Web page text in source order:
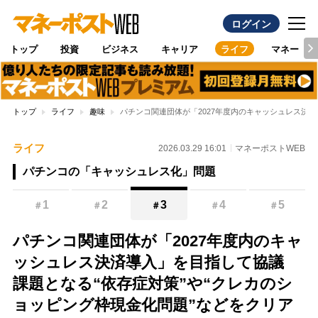
ログイン
トップ 投資 ビジネス キャリア ライフ マネー
トップ ライフ 趣味 パチンコ関連団体が「2027年度内のキャッシュレス決
ライフ 2026.03.29 16:01 マネーポストWEB
パチンコの「キャッシュレス化」問題
＃ 1 ＃2 ＃3 ＃4 ＃5
パチンコ関連団体が「2027年度内のキャ
ッシュレス決済導入」を目指して協議
課題となる“依存症対策”や“クレカのシ
ョッピング枠現金化問題”などをクリア